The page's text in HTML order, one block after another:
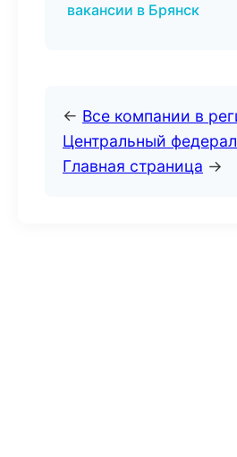
вакансии в Брянск
← Все компании в
Центральный
Главная страница →